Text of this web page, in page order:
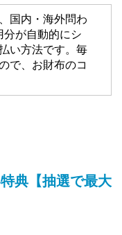
国内・海外問わ
分が自動的にシ
い方法です。毎
で、お財布のコ
典【抽選で最大